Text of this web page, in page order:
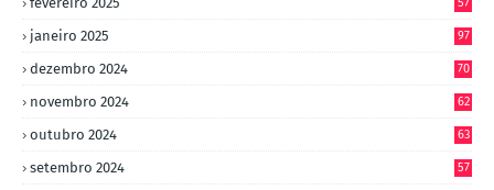
janeiro 2025 97
dezembro 2024 70
novembro 2024 62
outubro 2024 63
setembro 2024 57